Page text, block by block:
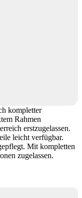
kompletter
Rahmen
erstzugelassen.
leicht verfügbar.
Mit kompletten
zugelassen.